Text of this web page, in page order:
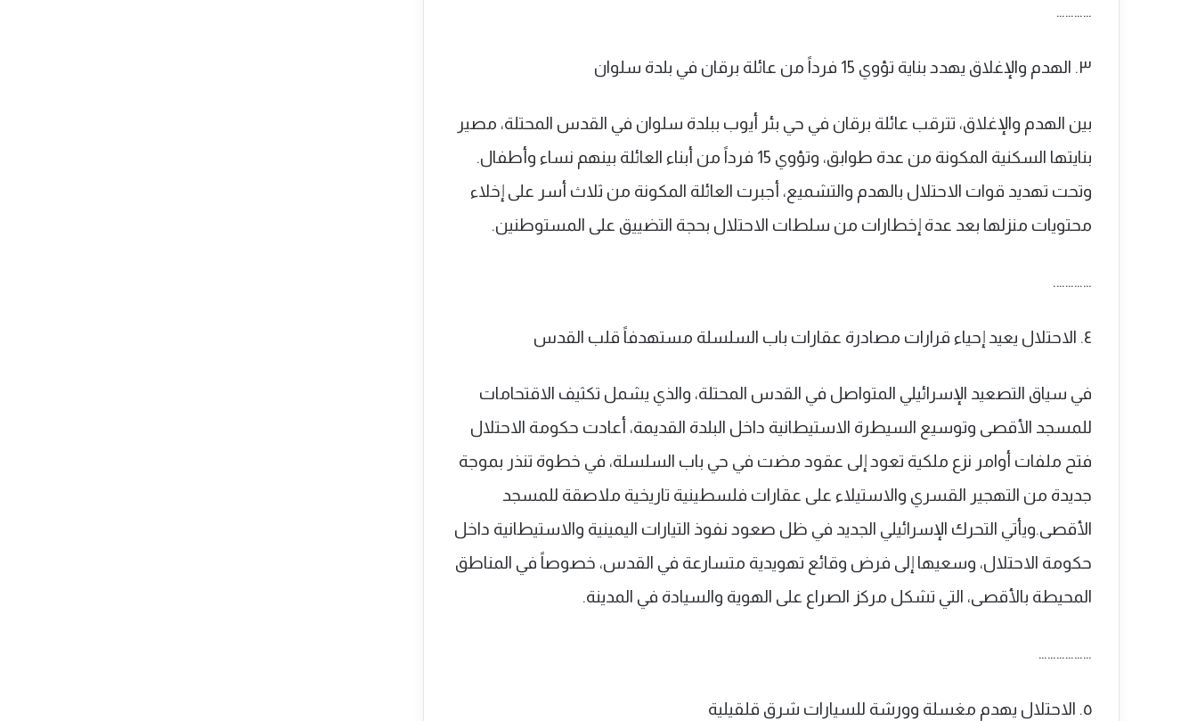
…………
٣. الهدم والإغلاق يهدد بناية تؤوي 15 فرداً من عائلة برقان في بلدة سلوان
بين الهدم والإغلاق، تترقب عائلة برقان في حي بئر أيوب ببلدة سلوان في القدس المحتلة، مصير
بنايتها السكنية المكونة من عدة طوابق، وتؤوي 15 فرداً من أبناء العائلة بينهم نساء وأطفال.
وتحت تهديد قوات الاحتلال بالهدم والتشميع، أجبرت العائلة المكونة من ثلاث أسر على إخلاء
محتويات منزلها بعد عدة إخطارات من سلطات الاحتلال بحجة التضييق على المستوطنين.
………….
٤. الاحتلال يعيد إحياء قرارات مصادرة عقارات باب السلسلة مستهدفاً قلب القدس
في سياق التصعيد الإسرائيلي المتواصل في القدس المحتلة، والذي يشمل تكثيف الاقتحامات
للمسجد الأقصى وتوسيع السيطرة الاستيطانية داخل البلدة القديمة، أعادت حكومة الاحتلال
فتح ملفات أوامر نزع ملكية تعود إلى عقود مضت في حي باب السلسلة، في خطوة تنذر بموجة
جديدة من التهجير القسري والاستيلاء على عقارات فلسطينية تاريخية ملاصقة للمسجد
الأقصى.ويأتي التحرك الإسرائيلي الجديد في ظل صعود نفوذ التيارات اليمينية والاستيطانية داخل
حكومة الاحتلال، وسعيها إلى فرض وقائع تهويدية متسارعة في القدس، خصوصاً في المناطق
المحيطة بالأقصى، التي تشكل مركز الصراع على الهوية والسيادة في المدينة.
………………
٥. الاحتلال يهدم مغسلة وورشة للسيارات شرق قلقيلية